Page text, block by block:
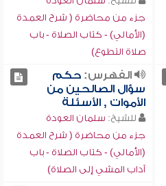
جزء من محاضرة ( شرح العمدة
(الأمالي) - كتاب الصلاة - باب
صلاة التطوع)
الفهرس:حكم
سؤال الصالحين من
الأموات , الأسئلة
للشيخ: سلمان العودة
جزء من محاضرة ( شرح العمدة
(الأمالي) - كتاب الصلاة - باب
آداب المشي إلى الصلاة)